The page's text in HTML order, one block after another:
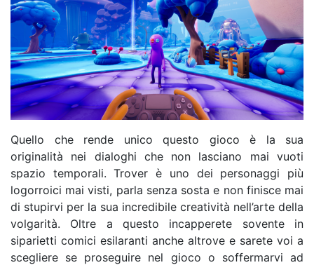
Quello che rende unico questo gioco è la sua
originalità nei dialoghi che non lasciano mai vuoti
spazio temporali. Trover è uno dei personaggi più
logorroici mai visti, parla senza sosta e non finisce mai
di stupirvi per la sua incredibile creatività nell’arte della
volgarità. Oltre a questo incapperete sovente in
siparietti comici esilaranti anche altrove e sarete voi a
scegliere se proseguire nel gioco o soffermarvi ad